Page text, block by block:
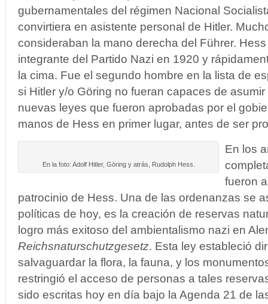
gubernamentales del régimen Nacional
convirtiera en asistente personal de Hitler.
consideraban la mano derecha del Führer.
integrante del Partido Nazi en 1920 y
la cima. Fue el segundo hombre en la lista de
si Hitler y/o Göring no fueran capaces de
nuevas leyes que fueron aprobadas por el
manos de Hess en primer lugar, antes de ser
En la foto: Adolf Hitler, Göring y atrás, Rudolph Hess.
En los
fueron
patrocinio de Hess. Una de las ordenanzas se
políticas de hoy, es la creación de reservas
logro más exitoso del ambientalismo nazi en
Reichsnaturschutzgesetz. Esta ley estableció
salvaguardar la flora, la fauna, y los
restringió el acceso de personas a tales
sido escritas hoy en día bajo la Agenda 21 de